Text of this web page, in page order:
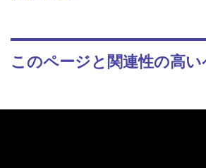
このページと関連性の高い